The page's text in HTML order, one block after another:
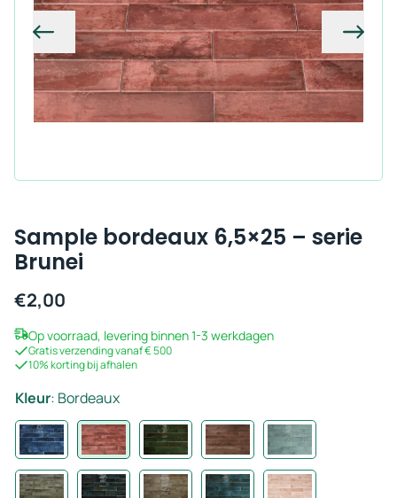
Vorige
Sample bordeaux 6,5×25 – serie
Brunei
€2,00
Op voorraad, levering binnen 1-3 werkdagen
Gratis verzending vanaf € 500
10% korting bij afhalen
Kleur: Bordeaux